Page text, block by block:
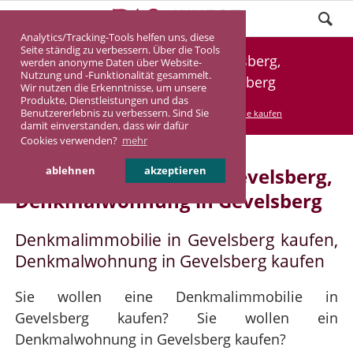
Analytics/Tracking-Tools helfen uns, diese
Seite ständig zu verbessern. Über die Tools
werden anonyme Daten über Website-
Nutzung und -Funktionalität gesammelt.
Wir nutzen die Erkenntnisse, um unsere
Produkte, Dienstleistungen und das
Benutzererlebnis zu verbessern. Sind Sie
damit einverstanden, dass wir dafür
Cookies verwenden? mehr
ablehnen akzeptieren
Denkmalimmobilie Gevelsberg,
Denkmalwohnung Gevelsberg
DASINVEST Service Denkmalimmobilie kaufen
Denkmalimmobilie in Gevelsberg,
Denkmalwohnung in Gevelsberg
Denkmalimmobilie in Gevelsberg kaufen,
Denkmalwohnung in Gevelsberg kaufen
Sie wollen eine Denkmalimmobilie in
Gevelsberg kaufen? Sie wollen ein
Denkmalwohnung in Gevelsberg kaufen?